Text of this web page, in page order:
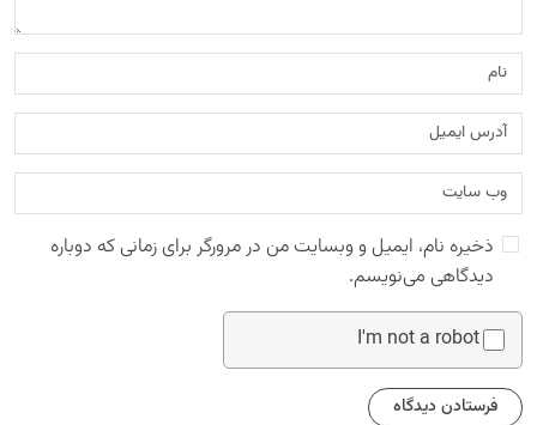
ذخیره نام، ایمیل و وبسایت من در مرورگر برای زمانی که دوباره
دیدگاهی می‌نویسم.
I'm not a robot